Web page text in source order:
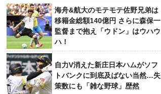
海舟&航大のモテモテ佐野兄弟は
移籍金総額140億円 さらに森保一
監督まで抱え「ウドン」はウハウ
ハ！
自力V消えた新庄日本ハムがソフ
トバンクに到底及ばない当然…失
策数にも「雑な野球」歴然